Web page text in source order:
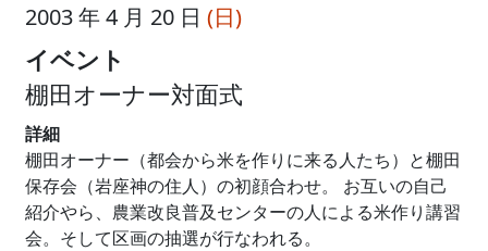
2003 年 4 月 20 日 (日)
イベント
棚田オーナー対面式
詳細
棚田オーナー（都会から米を作りに来る人たち）と棚田
保存会（岩座神の住人）の初顔合わせ。 お互いの自己
紹介やら、農業改良普及センターの人による米作り講習
会。そして区画の抽選が行なわれる。